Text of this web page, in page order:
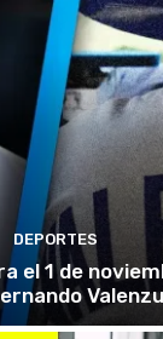
DEPORTES
el 1 de